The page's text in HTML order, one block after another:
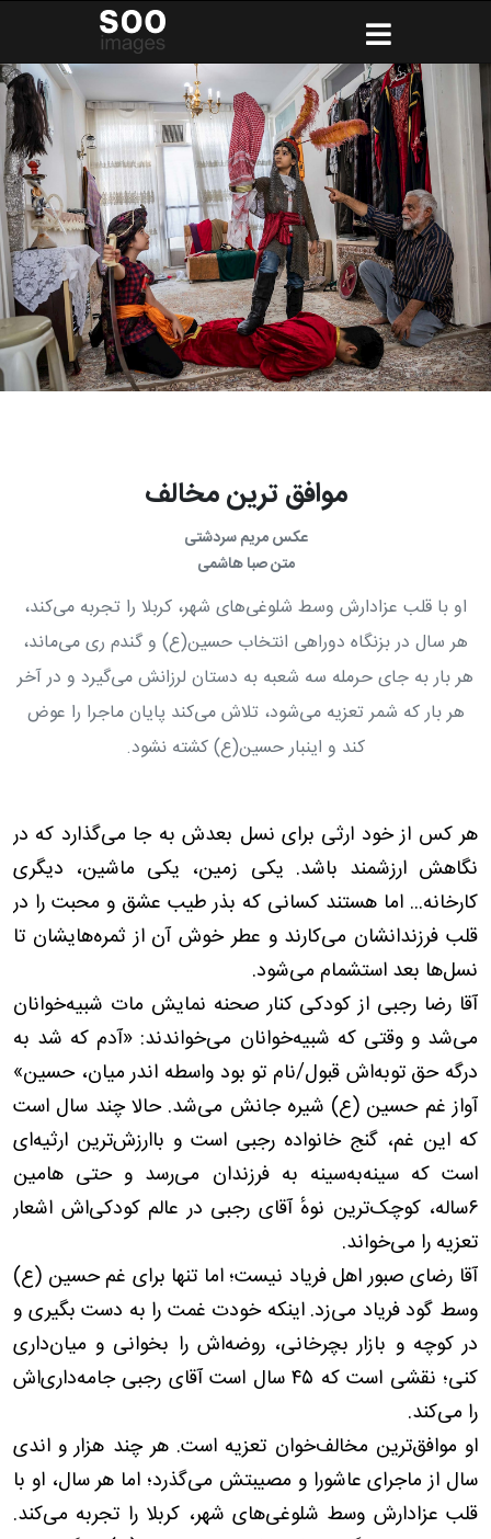
موافق ترین مخالف
عکس مریم سردشتی
متن صبا هاشمی
او با قلب عزادارش وسط شلوغی‌های شهر، کربلا را تجربه می‌کند،
هر سال در بزنگاه دوراهی انتخاب حسین(ع) و گندم ری می‌ماند،
هر بار به جای حرمله سه شعبه به دستان لرزانش می‌گیرد و در آخر
هر بار که شمر تعزیه می‌شود، تلاش می‌کند پایان ماجرا را عوض
کند و اینبار حسین‌(ع) کشته نشود.
هر کس از خود ارثی برای نسل بعدش به جا می‌گذارد که در
نگاهش ارزشمند باشد. یکی زمین، یکی ماشین، دیگری
کارخانه... اما هستند کسانی که بذر طیب عشق و محبت را در
قلب فرزندانشان می‌کارند و عطر خوش آن از ثمره‌هایشان تا
نسل‌ها بعد استشمام می‌شود.
آقا رضا رجبی از کودکی کنار صحنه نمایش مات شبیه‌خوانان
می‌شد و وقتی که شبیه‌خوانان می‌خواندند: «آدم که شد به
درگه حق توبه‌اش قبول/نام تو بود واسطه اندر میان، حسین»
آواز غم حسین (ع) شیره جانش می‌شد. حالا چند سال است
که این غم، گنج خانواده رجبی است و باارزش‌ترین ارثیه‌ای
است که سینه‌به‌سینه به فرزندان می‌رسد و حتی هامین
۶ساله، کوچک‌ترین نوهٔ آقای رجبی در عالم کودکی‌اش اشعار
تعزیه را می‌خواند.
آقا رضای صبور اهل فریاد نیست؛ اما تنها برای غم حسین (ع)
وسط گود فریاد می‌زد. اینکه خودت غمت را به دست بگیری و
در کوچه و بازار بچرخانی، روضه‌اش را بخوانی و میان‌داری
کنی؛ نقشی است که ۴۵ سال است آقای رجبی جامه‌داری‌اش
را می‌کند.
او موافق‌ترین مخالف‌خوان تعزیه است. هر چند هزار و اندی
سال از ماجرای عاشورا و مصیبتش می‌گذرد؛ اما هر سال، او با
قلب عزادارش وسط شلوغی‌های شهر، کربلا را تجربه می‌کند.